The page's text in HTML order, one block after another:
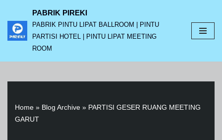
Lompat
ke
PABRIK PIREKI
PABRIK PINTU LIPAT BALLROOM | PINTU
PARTISI HOTEL | PINTU LIPAT MEETING
ROOM
Home » Blog Archive » PARTISI GESER RUANG MEETING
GARUT